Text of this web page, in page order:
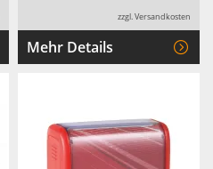
zzgl. Versandkosten
Mehr Details